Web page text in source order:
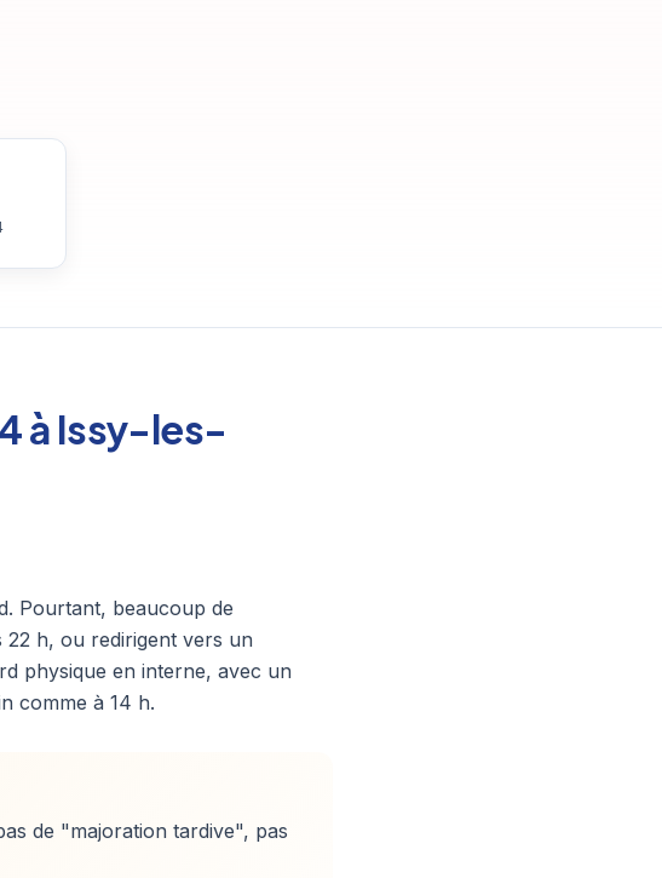
à Issy-les-
Pourtant, beaucoup de
h, ou redirigent vers un
physique en interne, avec un
comme à 14 h.
de "majoration tardive", pas